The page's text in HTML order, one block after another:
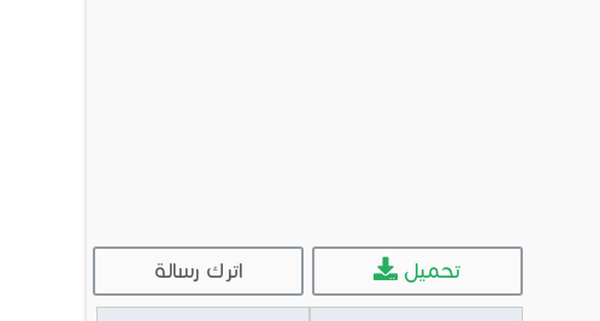
اترك رسالة تحميل